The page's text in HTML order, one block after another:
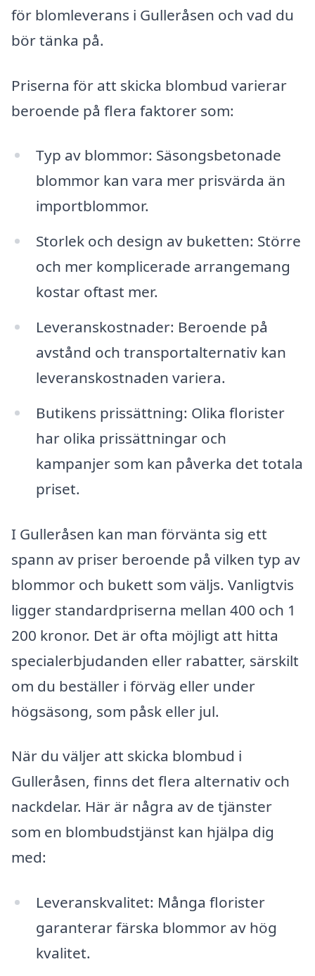
för blomleverans i Gulleråsen och vad du
bör tänka på.
Priserna för att skicka blombud varierar
beroende på flera faktorer som:
Typ av blommor: Säsongsbetonade
blommor kan vara mer prisvärda än
importblommor.
Storlek och design av buketten: Större
och mer komplicerade arrangemang
kostar oftast mer.
Leveranskostnader: Beroende på
avstånd och transportalternativ kan
leveranskostnaden variera.
Butikens prissättning: Olika florister
har olika prissättningar och
kampanjer som kan påverka det totala
priset.
I Gulleråsen kan man förvänta sig ett
spann av priser beroende på vilken typ av
blommor och bukett som väljs. Vanligtvis
ligger standardpriserna mellan 400 och 1
200 kronor. Det är ofta möjligt att hitta
specialerbjudanden eller rabatter, särskilt
om du beställer i förväg eller under
högsäsong, som påsk eller jul.
När du väljer att skicka blombud i
Gulleråsen, finns det flera alternativ och
nackdelar. Här är några av de tjänster
som en blombudstjänst kan hjälpa dig
med:
Leveranskvalitet: Många florister
garanterar färska blommor av hög
kvalitet.